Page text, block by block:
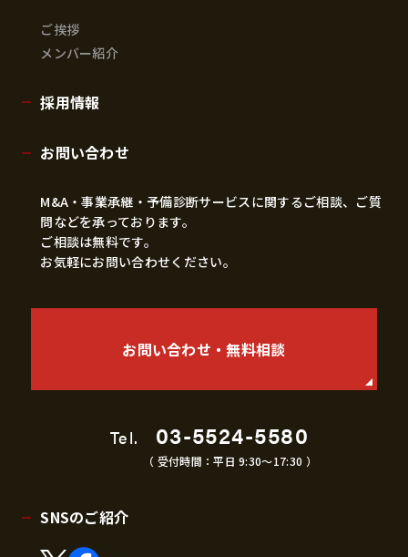
ご挨拶
メンバー紹介
採用情報
お問い合わせ
M&A・事業承継・予備診断サービスに関するご相談、ご質
問などを承っております。
ご相談は無料です。
お気軽にお問い合わせください。
お問い合わせ・無料相談
Tel. 03-5524-5580
（ 受付時間：平日 9:30〜17:30 ）
SNSのご紹介